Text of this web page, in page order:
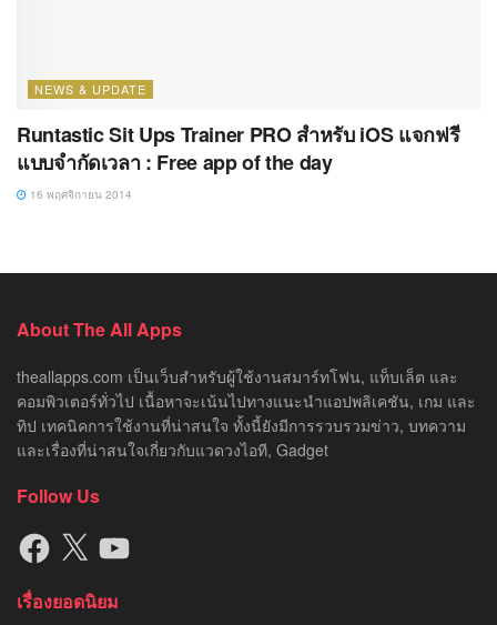
NEWS & UPDATE
Runtastic Sit Ups Trainer PRO สำหรับ iOS แจกฟรี
แบบจำกัดเวลา : Free app of the day
16 พฤศจิกายน 2014
About The All Apps
theallapps.com เป็นเว็บสำหรับผู้ใช้งานสมาร์ทโฟน, แท็บเล็ต และ
คอมพิวเตอร์ทั่วไป เนื้อหาจะเน้นไปทางแนะนำแอปพลิเคชัน, เกม และ
ทิป เทคนิคการใช้งานที่น่าสนใจ ทั้งนี้ยังมีการรวบรวมข่าว, บทความ
และเรื่องที่น่าสนใจเกี่ยวกับแวดวงไอที, Gadget
Follow Us
Facebook
X YouTube
เรื่องยอดนิยม